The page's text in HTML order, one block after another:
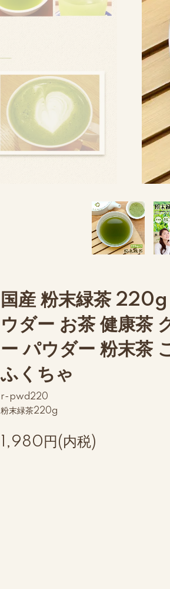
国産 粉末緑茶
ウダー お茶 健康茶
ー パウダー 粉末茶
ふくちゃ
r-pwd220
粉末緑茶220g
1,980円(内税)